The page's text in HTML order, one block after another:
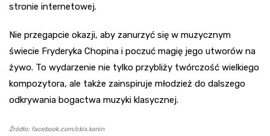
stronie internetowej.
Nie przegapcie okazji, aby zanurzyć się w muzycznym
świecie Fryderyka Chopina i poczuć magię jego utworów na
żywo. To wydarzenie nie tylko przybliży twórczość wielkiego
kompozytora, ale także zainspiruje młodzież do dalszego
odkrywania bogactwa muzyki klasycznej.
Źródło: facebook.com/ckis.konin